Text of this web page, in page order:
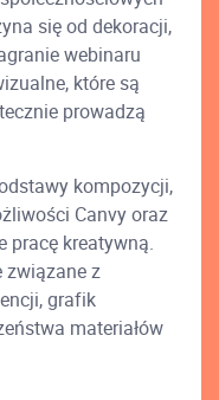
się od dekoracji,
webinaru
które są
prowadzą
kompozycji,
Canvy oraz
pracę kreatywną.
związane z
grafik
materiałów